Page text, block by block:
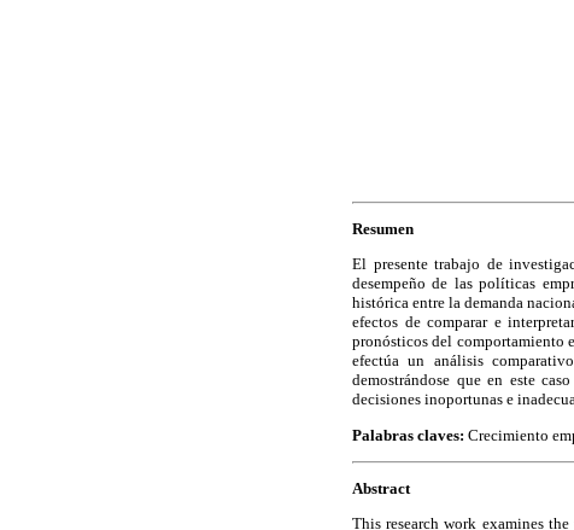
Resumen
El presente trabajo de
desempeño de las políticas
histórica entre la demanda
efectos de comparar e
pronósticos del comportamiento
efectúa un análisis
demostrándose que en este
decisiones inoportunas e
Palabras claves: Crecimiento
Abstract
This research work examines